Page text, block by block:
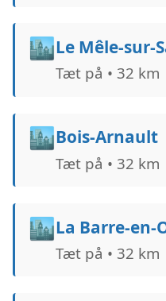
🏙️Le Mêle-sur-
Tæt på • 32 km
🏙️Bois-Arnault
Tæt på • 32 km
🏙️La Barre-en-
Tæt på • 32 km